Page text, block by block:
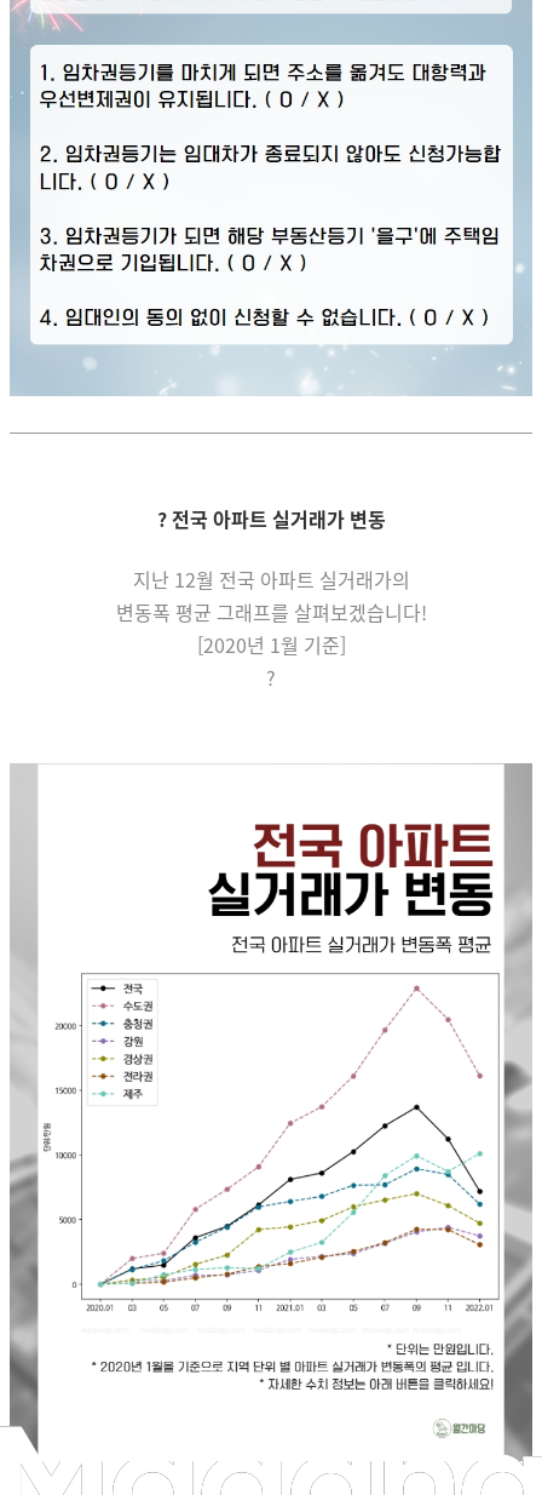
? 전국 아파트 실거래가 변동
지난 12월 전국 아파트 실거래가의
변동폭 평균 그래프를 살펴보겠습니다!
[2020년 1월 기준]
?